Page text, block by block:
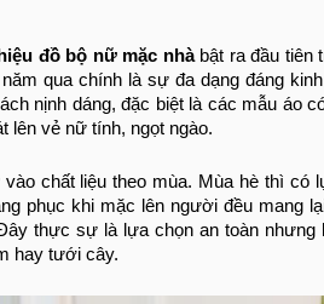
đồ bộ nữ mặc nhà bật ra đầu tiên
qua chính là sự đa dạng đáng
nịnh dáng, đặc biệt là các mẫu áo
lên vẻ nữ tính, ngọt ngào.
chất liệu theo mùa. Mùa hè thì có
phục khi mặc lên người đều mang
thực sự là lựa chọn an toàn nhưng
hay tưới cây.